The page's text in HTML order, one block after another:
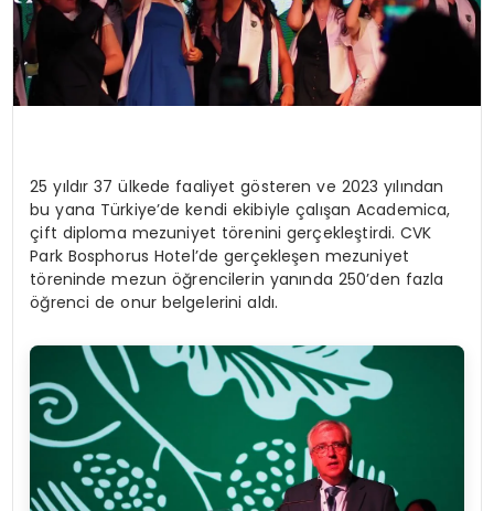
25 yıldır 37 ülkede faaliyet gösteren ve 2023 yılından
bu yana Türkiye’de kendi ekibiyle çalışan Academica,
çift diploma mezuniyet törenini gerçekleştirdi. CVK
Park Bosphorus Hotel’de gerçekleşen mezuniyet
töreninde mezun öğrencilerin yanında 250’den fazla
öğrenci de onur belgelerini aldı.